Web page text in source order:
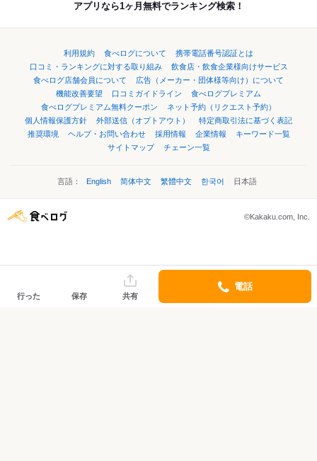
アプリなら1ヶ月無料でランキング検索！
利用規約 食べログについて
携帯電話番号認証とは
口コミ・ランキングに対する取り組み
飲食店・飲食企業様向けサービス
食べログ店舗会員について
広告（メーカー・団体様等向け）について
機能改善要望
口コミガイドライン
食べログプレミアム
食べログプレミアム無料クーポン
ネット予約（リクエスト予約）
個人情報保護方針
外部送信（オプトアウト）
特定商取引法に基づく表記
推奨環境
ヘルプ・お問い合わせ 採用情報 企業情報
キーワード一覧
サイトマップ
チェーン一覧
言語： English 简体中文 繁體中文 한국어 日本語
©Kakaku.com, Inc.
行った 保存 共有
電話